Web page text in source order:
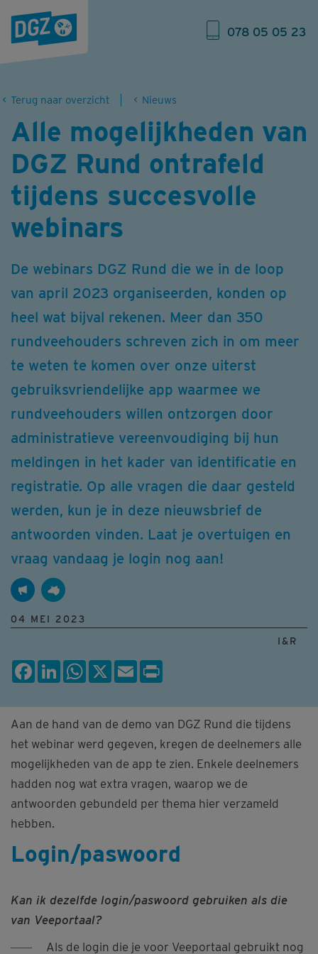
078 05 05 23
Terug naar overzicht Nieuws
Alle mogelijkheden van
DGZ Rund ontrafeld
tijdens succesvolle
webinars
De webinars DGZ Rund die we in de loop
van april 2023 organiseerden, konden op
heel wat bijval rekenen. Meer dan 350
rundveehouders schreven zich in om meer
te weten te komen over onze uiterst
gebruiksvriendelijke app waarmee we
rundveehouders willen ontzorgen door
administratieve vereenvoudiging bij hun
meldingen in het kader van identificatie en
registratie. Op alle vragen die daar gesteld
werden, kun je in deze nieuwsbrief de
antwoorden vinden. Laat je overtuigen en
vraag vandaag je login nog aan!
04 MEI 2023
I&R
FacebookLinkedInWhatsApp
X Email
Aan de hand van de demo van DGZ Rund die tijdens
het webinar werd gegeven, kregen de deelnemers alle
mogelijkheden van de app te zien. Enkele deelnemers
hadden nog wat extra vragen, waarop we de
antwoorden gebundeld per thema hier verzameld
hebben.
Login/paswoord
Kan ik dezelfde login/paswoord gebruiken als die
van Veeportaal?
Als de login die je voor Veeportaal gebruikt nog